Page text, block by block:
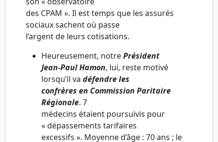
des CPAM ». Il est temps que les assurés
sociaux sachent où passe
l’argent de leurs cotisations.
Heureusement, notrePrésident
Jean-Paul Hamon, lui, reste motivé
lorsqu’il va défendre les
confrères en Commission Paritaire
Régionale. 7
médecins étaient poursuivis pour
« dépassements tarifaires
excessifs ». Moyenne d’âge : 70 ans ; le